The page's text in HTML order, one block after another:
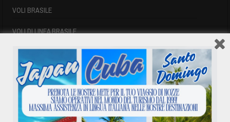
VOLI BRASILE
VOLI DI LINEA BRASILE
BRASILE LE SUE DESTINAZIONI
INFORMAZIONI UTILI BRASILE
SIGLE AEROPORTUALI